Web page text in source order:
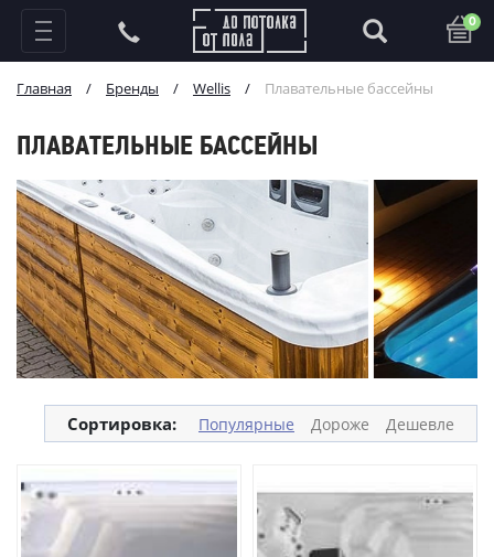
0
Главная / Бренды / Wellis / Плавательные бассейны
ПЛАВАТЕЛЬНЫЕ БАССЕЙНЫ
Сортировка: Популярные Дороже Дешевле